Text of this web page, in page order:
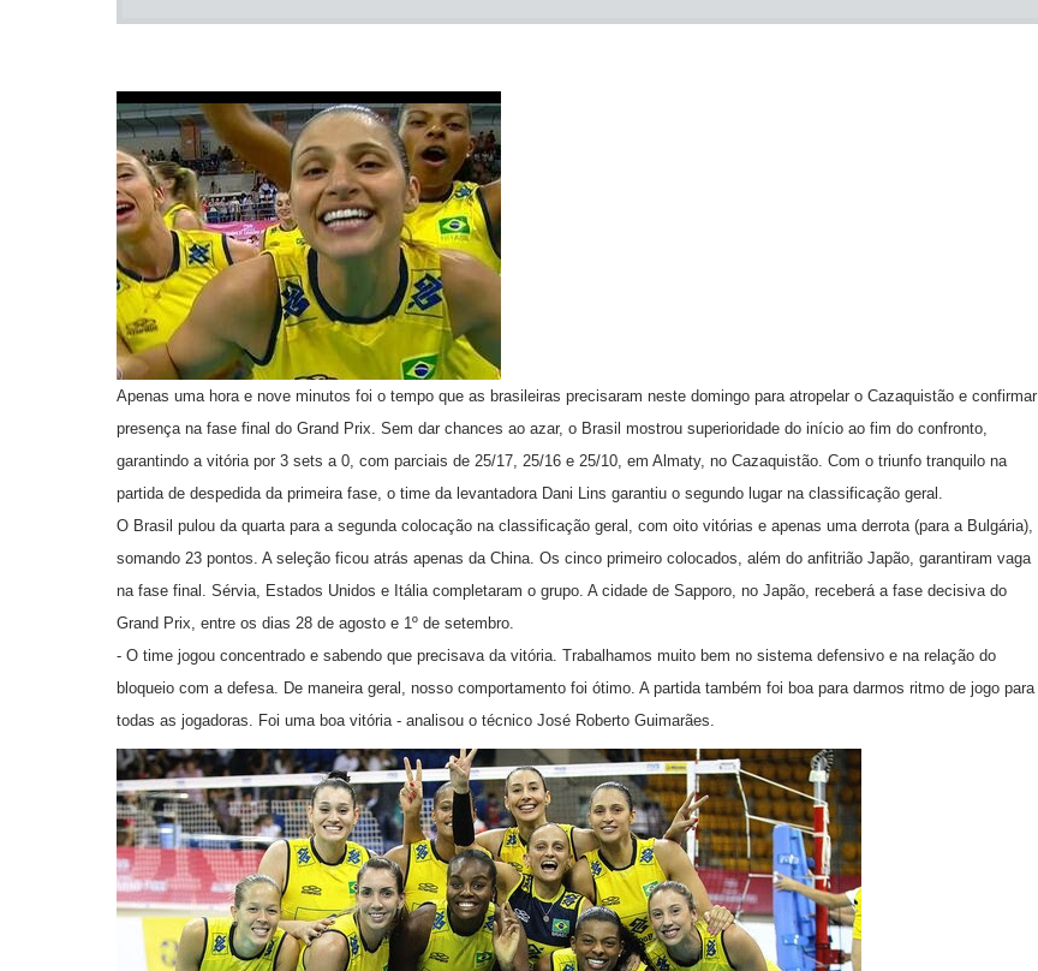
Apenas uma hora e nove minutos foi o tempo que as brasileiras precisaram neste domingo para atropelar o Cazaquistão e confirmar
presença na fase final do Grand Prix. Sem dar chances ao azar, o Brasil mostrou superioridade do início ao fim do confronto,
garantindo a vitória por 3 sets a 0, com parciais de 25/17, 25/16 e 25/10, em Almaty, no Cazaquistão. Com o triunfo tranquilo na
partida de despedida da primeira fase, o time da levantadora Dani Lins garantiu o segundo lugar na classificação geral.
O Brasil pulou da quarta para a segunda colocação na classificação geral, com oito vitórias e apenas uma derrota (para a Bulgária),
somando 23 pontos. A seleção ficou atrás apenas da China. Os cinco primeiro colocados, além do anfitrião Japão, garantiram vaga
na fase final. Sérvia, Estados Unidos e Itália completaram o grupo. A cidade de Sapporo, no Japão, receberá a fase decisiva do
Grand Prix, entre os dias 28 de agosto e 1º de setembro.
- O time jogou concentrado e sabendo que precisava da vitória. Trabalhamos muito bem no sistema defensivo e na relação do
bloqueio com a defesa. De maneira geral, nosso comportamento foi ótimo. A partida também foi boa para darmos ritmo de jogo para
todas as jogadoras. Foi uma boa vitória - analisou o técnico José Roberto Guimarães.